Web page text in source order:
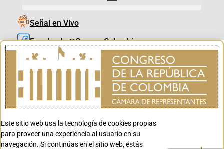
Señal en Vivo
Facebook_@CamaraColombia
Instagram_@CamaraColombia
X_@CamaraColombia
Youtube_@CamaraColombia
Youtube_@CanalCongreso
Este sitio web usa la tecnología de cookies propias
para proveer una experiencia al usuario en su
navegación. Si continúas en el sitio web, estás